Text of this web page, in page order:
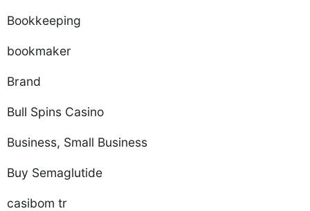
Bookkeeping
bookmaker
Brand
Bull Spins Casino
Business, Small Business
Buy Semaglutide
casibom tr